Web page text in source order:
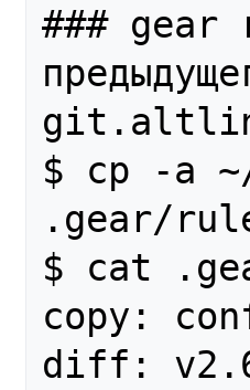
### gear
$ cp -a
.gear/
$ cat
copy:
diff: